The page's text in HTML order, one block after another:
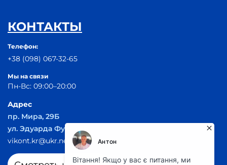
КОНТАКТЫ
Телефон:
+38 (098) 067-32-65
Мы на связи
Пн-Вс: 09:00–20:00
Адрес
пр. Мира, 29Б
ул. Эдуарда Фукса 55
vikont.kr@ukr.net